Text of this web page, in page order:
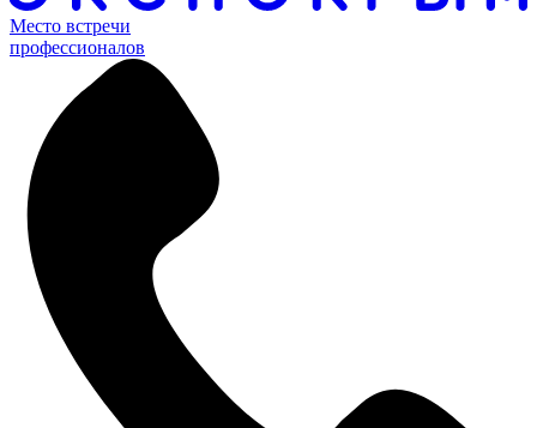
Место встречи
профессионалов